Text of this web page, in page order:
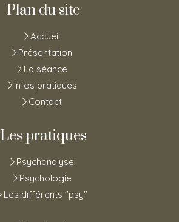
Plan du site
Accueil
Présentation
La séance
Infos pratiques
Contact
Les pratiques
Psychanalyse
Psychologie
Les différents "psy"